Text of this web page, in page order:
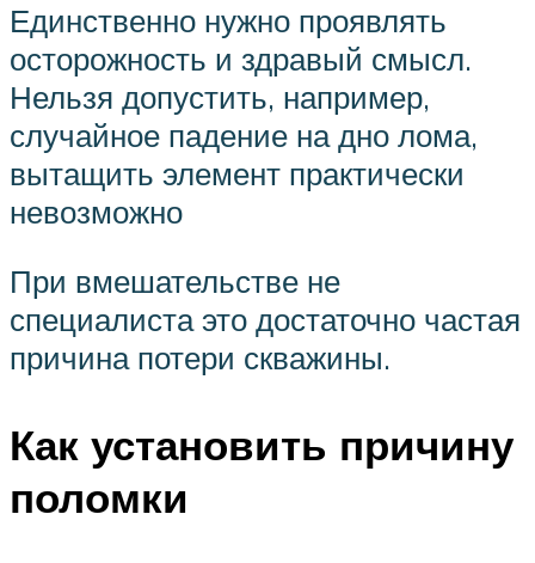
Единственно нужно проявлять
осторожность и здравый смысл.
Нельзя допустить, например,
случайное падение на дно лома,
вытащить элемент практически
невозможно
При вмешательстве не
специалиста это достаточно частая
причина потери скважины.
Как установить причину
поломки